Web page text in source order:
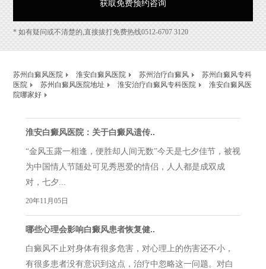
* 如有疑问或不清楚的,直接拔打免费热线0512-6707 3120
苏州白癜风医院 淮安白癜风医院 苏州治疗白癜风
苏州白癜风专科
医院
苏州白癜风医院地址 淮安治疗白癜风专科医院
淮安白癜风医
院哪家好
淮安白癜风医院：关于白癜风遗传..
“金风玉露一相逢，便胜却人间无数”今天是七夕佳节，被视
为中国情人节随处可见秀恩爱的情侣，人人都是成双成
对，七夕...
20年11月05日
哪些心理会影响白癜风患者恢复健..
白癜风不止对身体有很多危害，对心理上的伤害还不小，
有很多患者没有意识到这点，治疗中忽略这一问题。对白